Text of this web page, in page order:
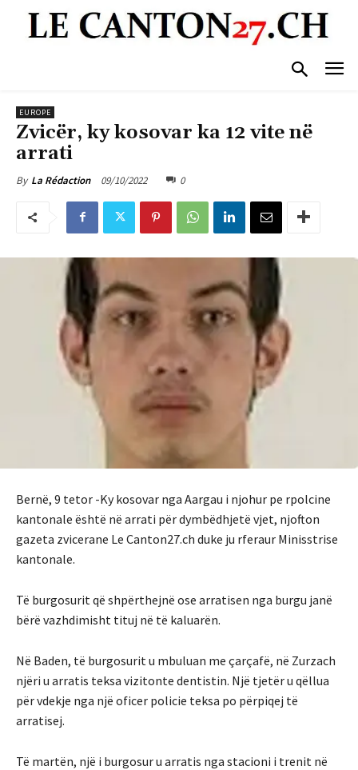
EUROPE
Zvicër, ky kosovar ka 12 vite në
arrati
By La Rédaction 09/10/2022 0
Bernë, 9 tetor -Ky kosovar nga Aargau i njohur pe rpolcine
kantonale është në arrati për dymbëdhjetë vjet, njofton
gazeta zvicerane Le Canton27.ch duke ju rferaur Minisstrise
kantonale.
Të burgosurit që shpërthejnë ose arratisen nga burgu janë
bërë vazhdimisht tituj në të kaluarën.
Në Baden, të burgosurit u mbuluan me çarçafë, në Zurzach
njëri u arratis teksa vizitonte dentistin. Një tjetër u qëllua
për vdekje nga një oficer policie teksa po përpiqej të
arratisej.
Të martën, një i burgosur u arratis nga stacioni i trenit në